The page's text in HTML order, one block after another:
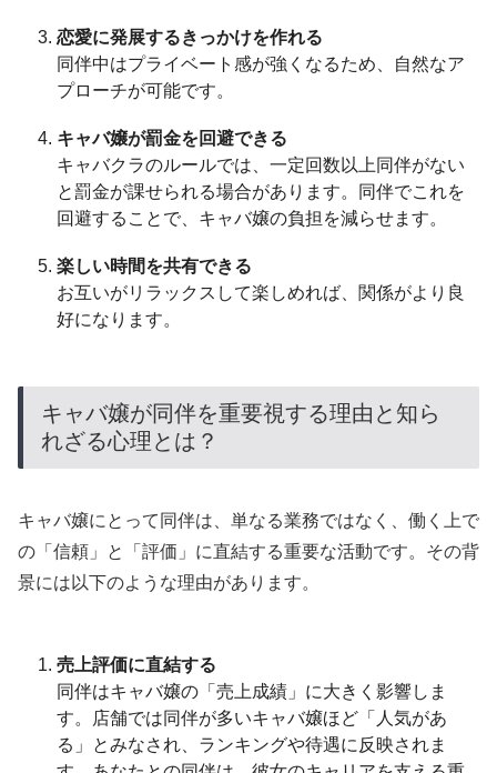
恋愛に発展するきっかけを作れる
同伴中はプライベート感が強くなるため、自然なア
プローチが可能です。
キャバ嬢が罰金を回避できる
キャバクラのルールでは、一定回数以上同伴がない
と罰金が課せられる場合があります。同伴でこれを
回避することで、キャバ嬢の負担を減らせます。
楽しい時間を共有できる
お互いがリラックスして楽しめれば、関係がより良
好になります。
キャバ嬢が同伴を重要視する理由と知ら
れざる心理とは？
キャバ嬢にとって同伴は、単なる業務ではなく、働く上で
の「信頼」と「評価」に直結する重要な活動です。その背
景には以下のような理由があります。
売上評価に直結する
同伴はキャバ嬢の「売上成績」に大きく影響しま
す。店舗では同伴が多いキャバ嬢ほど「人気があ
る」とみなされ、ランキングや待遇に反映されま